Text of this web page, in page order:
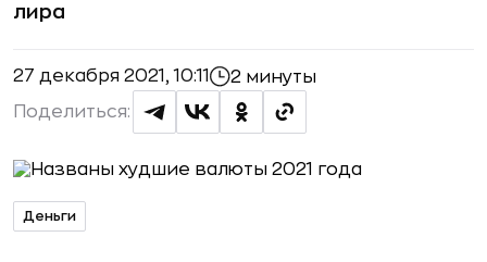
лира
27 декабря 2021, 10:11 2 минуты
Поделиться:
Деньги